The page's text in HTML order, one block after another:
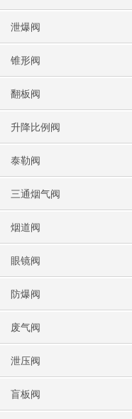
泄爆阀
锥形阀
翻板阀
升降比例阀
泰勒阀
三通烟气阀
烟道阀
眼镜阀
防爆阀
废气阀
泄压阀
盲板阀